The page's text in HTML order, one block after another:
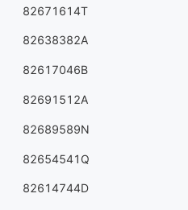
82671614T
82638382A
82617046B
82691512A
82689589N
82654541Q
82614744D